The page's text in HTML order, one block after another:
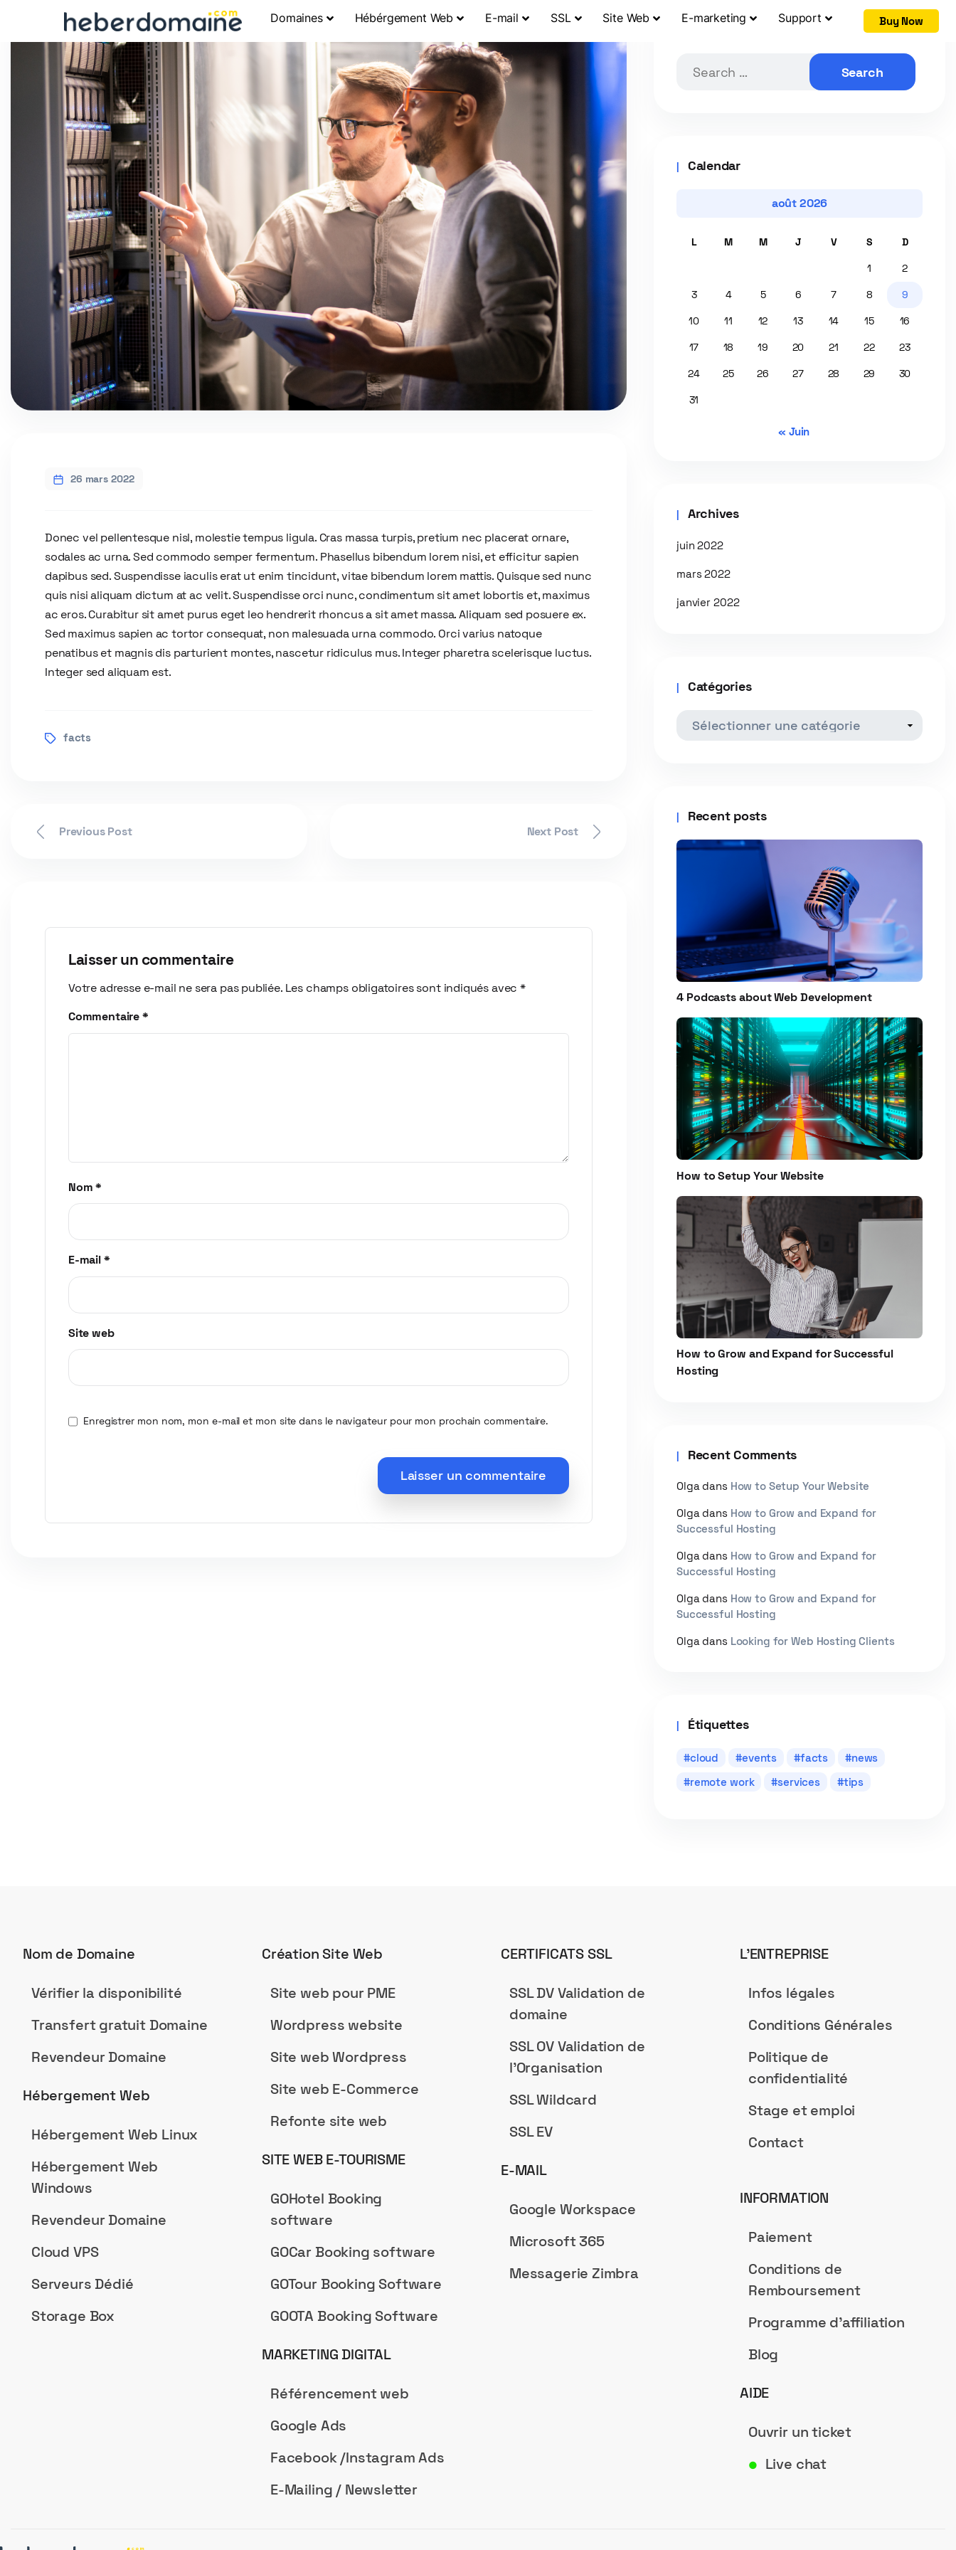
Domaines Hébérgement Web E-mail SSL Site Web E-marketing Support Buy Now
26 mars 2022
Donec vel pellentesque nisl, molestie tempus ligula. Cras massa turpis, pretium nec placerat ornare,
sodales ac urna. Sed commodo semper fermentum. Phasellus bibendum lorem nisi, et efficitur sapien
dapibus sed. Suspendisse iaculis erat ut enim tincidunt, vitae bibendum lorem mattis. Quisque sed nunc
quis nisi aliquam dictum at ac velit. Suspendisse orci nunc, condimentum sit amet lobortis et, maximus
ac eros. Curabitur sit amet purus eget leo hendrerit rhoncus a sit amet massa. Aliquam sed posuere ex.
Sed maximus sapien ac tortor consequat, non malesuada urna commodo. Orci varius natoque
penatibus et magnis dis parturient montes, nascetur ridiculus mus. Integer pharetra scelerisque luctus.
Integer sed aliquam est.
facts
Previous Post Next Post
Laisser un commentaire
Votre adresse e-mail ne sera pas publiée. Les champs obligatoires sont indiqués avec*
Commentaire*
Nom*
E-mail*
Site web
Enregistrer mon nom, mon e-mail et mon site dans le navigateur pour mon prochain commentaire.
Search by posts
Calendar
août 2026
L M M J V S D
1 2
3 4 5 6 7 8 9
10 11 12 13 14 15 16
17 18 19 20 21 22 23
24 25 26 27 28 29 30
31
« Juin
Archives
juin 2022
mars 2022
janvier 2022
Catégories
Recent posts
4 Podcasts about Web Development
How to Setup Your Website
How to Grow and Expand for Successful
Hosting
Recent Comments
Olgadans How to Setup Your Website
Olgadans How to Grow and Expand for
Successful Hosting
Olgadans How to Grow and Expand for
Successful Hosting
Olgadans How to Grow and Expand for
Successful Hosting
Olgadans Looking for Web Hosting Clients
Étiquettes
cloud events facts
news
remote work
services tips
Nom de Domaine
Vérifier la disponibilité
Transfert gratuit Domaine
Revendeur Domaine
Hébergement Web
Hébergement Web Linux
Hébergement Web
Windows
Revendeur Domaine
Cloud VPS
Serveurs Dédié
Storage Box
Création Site Web
Site web pour PME
Wordpress website
Site web Wordpress
Site web E-Commerce
Refonte site web
SITE WEB E-TOURISME
GOHotel Booking
software
GOCar Booking software
GOTour Booking Software
GOOTA Booking Software
MARKETING DIGITAL
Référencement web
Google Ads
Facebook /Instagram Ads
E-Mailing / Newsletter
CERTIFICATS SSL
SSL DV Validation de
domaine
SSL OV Validation de
l'Organisation
SSL Wildcard
SSL EV
E-MAIL
Google Workspace
Microsoft 365
Messagerie Zimbra
L’ENTREPRISE
Infos légales
Conditions Générales
Politique de
confidentialité
Stage et emploi
Contact
INFORMATION
Paiement
Conditions de
Remboursement
Programme d'affiliation
Blog
AIDE
Ouvrir un ticket
● Live chat